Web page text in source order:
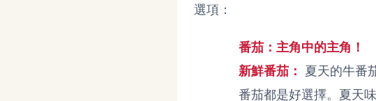
選項：
番茄：主角中的主角！
新鮮番茄： 夏天的牛番
番茄都是好選擇。夏天